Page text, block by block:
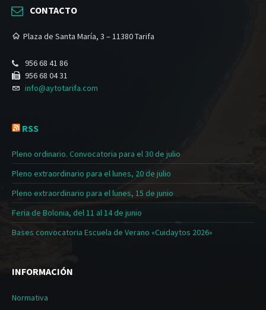
CONTACTO
Plaza de Santa María, 3 – 11380 Tarifa
956 68 41 86
956 68 04 31
info@aytotarifa.com
RSS
Pleno ordinario. Convocatoria para el 30 de julio
Pleno extraordinario para el lunes, 20 de julio
Pleno extraordinario para el lunes, 15 de junio
Feria de Bolonia, del 11 al 14 de junio
Bases convocatoria Escuela de Verano «Cuidaytos 2026»
INFORMACIÓN
Normativa